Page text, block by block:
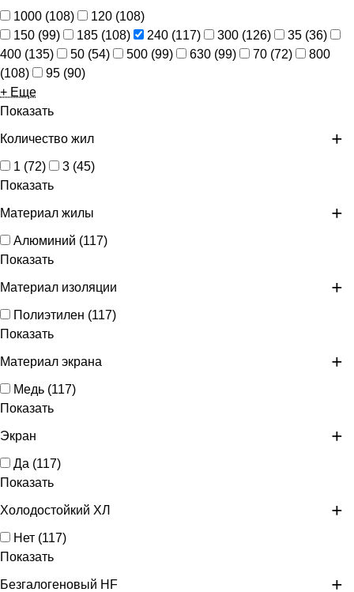
1000 (108) 120 (108)
150 (99) 185 (108) 240 (117) 300 (126) 35 (36)
400 (135) 50 (54) 500 (99) 630 (99) 70 (72)
800
(108) 95 (90)
+ Еще
Показать
Количество жил
1 (72) 3 (45)
Показать
Материал жилы
Алюминий (117)
Показать
Материал изоляции
Полиэтилен (117)
Показать
Материал экрана
Медь (117)
Показать
Экран
Да (117)
Показать
Холодостойкий ХЛ
Нет (117)
Показать
Безгалогеновый HF